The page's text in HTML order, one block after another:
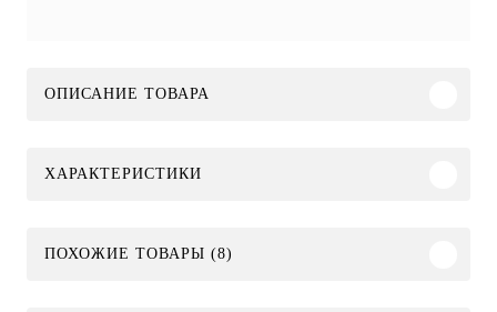
ОПИСАНИЕ ТОВАРА
ХАРАКТЕРИСТИКИ
ПОХОЖИЕ ТОВАРЫ (8)